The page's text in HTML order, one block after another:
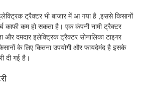
ट्रैक्टर भी बाजार में आ गया है ,इससे किसानों
काफी कम हो सकता है। एक कंपनी नामी ट्रैक्टर
और दमदार इलेक्ट्रिक ट्रैक्टर सोनालिका टाइगर
के लिए कितना उपयोगी और फायदेमंद है इसके
दी गई है।